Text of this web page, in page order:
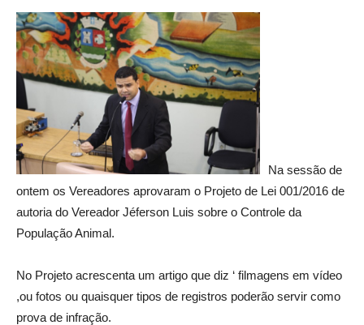
Na sessão de
ontem os Vereadores aprovaram o Projeto de Lei 001/2016 de
autoria do Vereador Jéferson Luis sobre o Controle da
População Animal.
No Projeto acrescenta um artigo que diz ‘ filmagens em vídeo
,ou fotos ou quaisquer tipos de registros poderão servir como
prova de infração.